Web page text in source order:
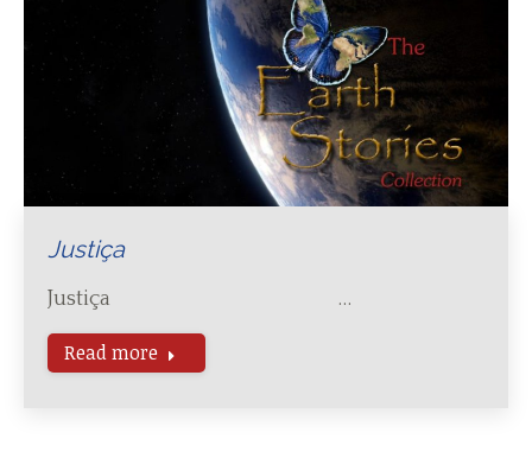
Justiça
Justiça …
Read more